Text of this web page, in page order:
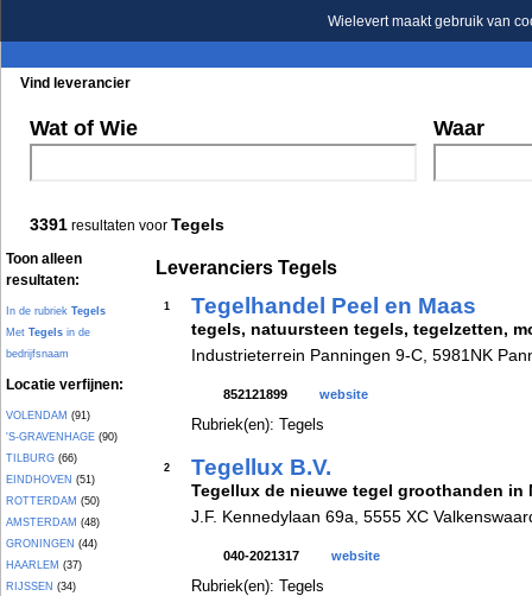
Wielevert maakt gebruik van
Vind leverancier
Wat of Wie Waar
3391 resultaten voor Tegels
Toon alleen
resultaten:
In de rubriek Tegels
Met Tegels in de
bedrijfsnaam
Locatie verfijnen:
VOLENDAM (91)
'S-GRAVENHAGE (90)
TILBURG (66)
EINDHOVEN (51)
ROTTERDAM (50)
AMSTERDAM (48)
GRONINGEN (44)
HAARLEM (37)
RIJSSEN (34)
Leveranciers Tegels
1 Tegelhandel Peel en Maas
tegels, natuursteen tegels, tegelzetten,
Industrieterrein Panningen 9-C, 5981NK
852121899 website
Rubriek(en): Tegels
2 Tegellux B.V.
Tegellux de nieuwe tegel groothanden in
J.F. Kennedylaan 69a, 5555 XC
040-2021317 website
Rubriek(en): Tegels